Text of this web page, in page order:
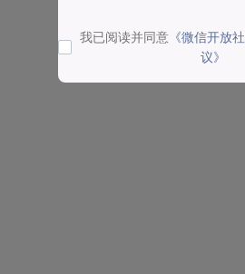
我已阅读并同意 《微信开放
议》